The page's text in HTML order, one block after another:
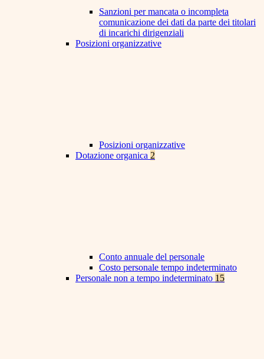
Sanzioni per mancata o incompleta
comunicazione dei dati da parte dei titolari
di incarichi dirigenziali
Posizioni organizzative
Posizioni organizzative
Dotazione organica 2
Conto annuale del personale
Costo personale tempo indeterminato
Personale non a tempo indeterminato 15